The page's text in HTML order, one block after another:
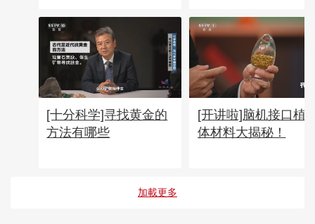
[十分科学]寻找黄金的
方法有哪些
[开讲啦]脑机接口植
体材料大揭秘！
加載更多